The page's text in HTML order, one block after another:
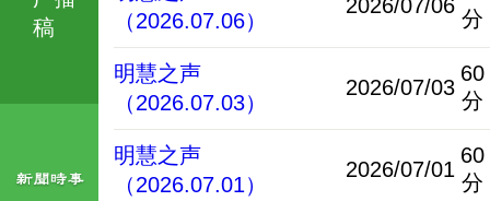
稿
（2026.07.06）
2026/07/06
分
明慧之声
（2026.07.03）
2026/07/03
60
分
明慧之声
（2026.07.01）
2026/07/01
60
分